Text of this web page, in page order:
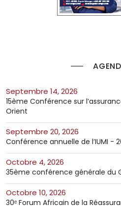
septembre 14, 2026
15ème Conférence sur
Orient
septembre 20, 2026
Conférence annuelle de l’IUMI -
octobre 4, 2026
35ème conférence générale du
octobre 10, 2026
30ᵉ Forum Africain de la